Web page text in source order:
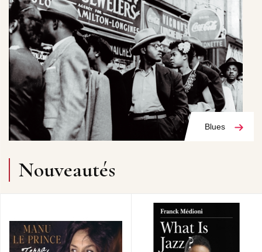
Blues
Nouveautés